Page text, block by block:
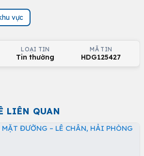
vực
LOẠI TIN
Tin thường
MÃ TIN
HDG125427
LIÊN QUAN